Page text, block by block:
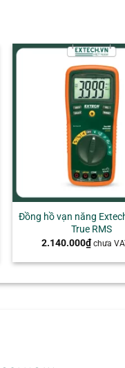
Đồng hồ vạn năng
True RMS
2.140.000₫ chưa